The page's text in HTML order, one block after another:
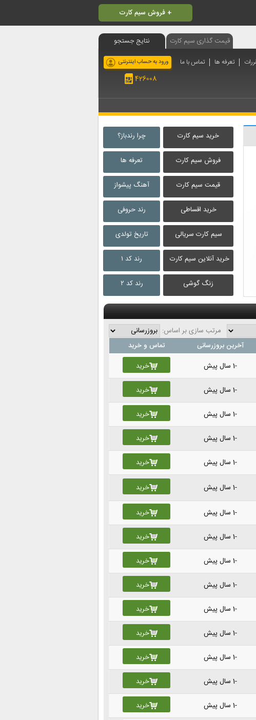
قیمت گذاری سیم کارت نتایج جستجو
ورود به حساب اینترنتی تعرفه ها تماس با ما
426008
چرا رندباز؟
تعرفه ها
آهنگ پیشواز
رند حروفی
تاریخ تولدی
رند کد ۱
رند کد ۲
خرید سیم کارت
فروش سیم کارت
قیمت سیم کارت
خرید اقساطی
سیم کارت سریالی
خرید آنلاین سیم کارت
زنگ گوشی
مرتب سازی بر اساس:
آخرین بروزرسانی
تماس و خرید
-1 سال پیش خرید
-1 سال پیش خرید
-1 سال پیش خرید
-1 سال پیش خرید
-1 سال پیش
خرید
-1 سال پیش خرید
-1 سال پیش خرید
-1 سال پیش خرید
-1 سال پیش خرید
-1 سال پیش خرید
-1 سال پیش خرید
-1 سال پیش خرید
-1 سال پیش خرید
-1 سال پیش خرید
-1 سال پیش خرید
فروش سیم کارت +